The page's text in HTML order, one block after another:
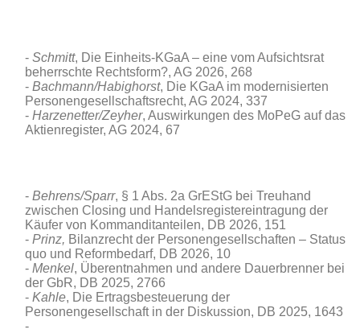
Schmitt, Die Einheits-KGaA – eine vom Aufsichtsrat
beherrschte Rechtsform?, AG 2026, 268
Bachmann/Habighorst, Die KGaA im modernisierten
Personengesellschaftsrecht, AG 2024, 337
Harzenetter/Zeyher, Auswirkungen des MoPeG auf das
Aktienregister, AG 2024, 67
Behrens/Sparr, § 1 Abs. 2a GrEStG bei Treuhand
zwischen Closing und Handelsregistereintragung der
Käufer von Kommanditanteilen, DB 2026, 151
Prinz, Bilanzrecht der Personengesellschaften – Status
quo und Reformbedarf, DB 2026, 10
Menkel, Überentnahmen und andere Dauerbrenner bei
der GbR, DB 2025, 2766
Kahle, Die Ertragsbesteuerung der
Personengesellschaft in der Diskussion, DB 2025, 1643